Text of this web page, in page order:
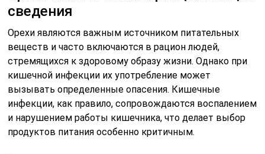
сведения
Орехи являются важным источником питательных
веществ и часто включаются в рацион людей,
стремящихся к здоровому образу жизни. Однако при
кишечной инфекции их употребление может
вызывать определенные опасения. Кишечные
инфекции, как правило, сопровождаются воспалением
и нарушением работы кишечника, что делает выбор
продуктов питания особенно критичным.